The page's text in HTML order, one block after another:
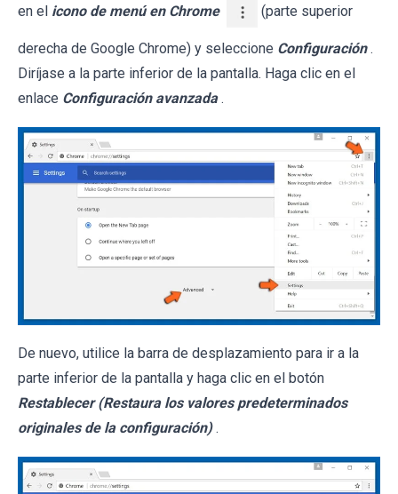
en el icono de menú en Chrome (parte superior
derecha de Google Chrome) y seleccione Configuración .
Diríjase a la parte inferior de la pantalla. Haga clic en el
enlace Configuración avanzada .
De nuevo, utilice la barra de desplazamiento para ir a la
parte inferior de la pantalla y haga clic en el botón
Restablecer (Restaura los valores predeterminados
originales de la configuración) .